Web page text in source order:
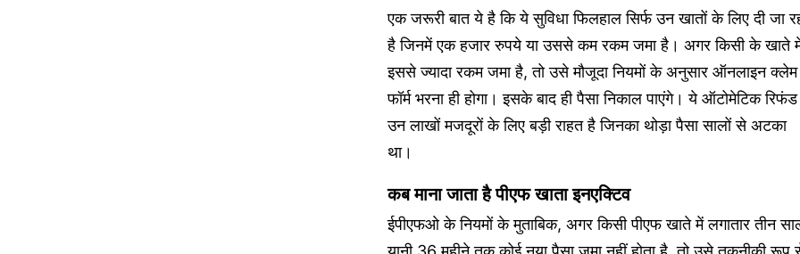
एक जरूरी बात ये है कि ये सुविधा फिलहाल सिर्फ उन खातों के लिए दी जा
है जिनमें एक हजार रुपये या उससे कम रकम जमा है। अगर किसी के खाते
इससे ज्यादा रकम जमा है, तो उसे मौजूदा नियमों के अनुसार ऑनलाइन क्लेम
फॉर्म भरना ही होगा। इसके बाद ही पैसा निकाल पाएंगे। ये ऑटोमेटिक रिफंड
उन लाखों मजदूरों के लिए बड़ी राहत है जिनका थोड़ा पैसा सालों से अटका
था।
कब माना जाता है पीएफ खाता इनएक्टिव
ईपीएफओ के नियमों के मुताबिक, अगर किसी पीएफ खाते में लगातार तीन